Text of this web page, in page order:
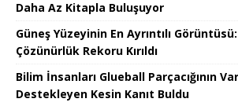
Daha Az Kitapla Buluşuyor
Güneş Yüzeyinin En Ayrıntılı
Çözünürlük Rekoru Kırıldı
Bilim İnsanları Glueball Parçacığının
Destekleyen Kesin Kanıt Buldu